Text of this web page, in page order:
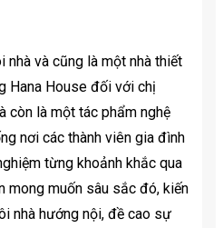
nhà và cũng là một nhà thiết
Hana House đối với chị
còn là một tác phẩm nghệ
nơi các thành viên gia đình
từng khoảnh khắc qua
mong muốn sâu sắc đó, kiến
nhà hướng nội, đề cao sự